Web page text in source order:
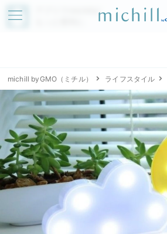
アプリでmichillが
michill byGMO（ミチル） ライフスタイル